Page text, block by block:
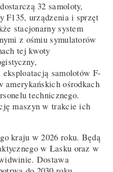
32 samoloty,
F135, urządzenia i sprzęt
stacjonarny system
z ośmiu symulatorów
tej kwoty
samolotów F-
ośrodkach
technicznego.
maszyn w trakcie ich
kraju w 2026 roku. Będą
w Łasku oraz w
Dostawa